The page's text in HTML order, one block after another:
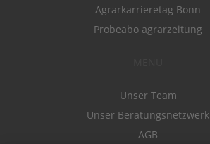
Agrarkarrieretag Bonn
Probeabo agrarzeitung
Unser Team
Unser Beratungsnetzwerk
AGB